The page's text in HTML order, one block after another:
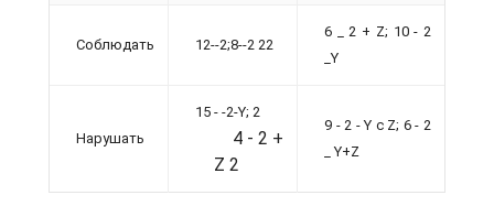
Соблюдать 12--2;8--2 22
6 _ 2 + Z; 10 - 2
_Y
Нарушать
15 - -2-Y; 2
4 - 2 +
Z 2
9 - 2 - Y с Z; 6 - 2
_ Y+Z